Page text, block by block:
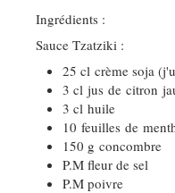
Ingrédients :
Sauce Tzatziki :
25 cl crème soja
3 cl jus de citron
3 cl huile
10 feuilles de
150 g concombre
P.M fleur de sel
P.M poivre